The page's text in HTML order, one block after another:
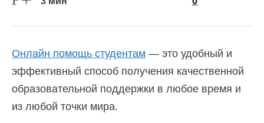
Онлайн помощь студентам — это удобный и
эффективный способ получения качественной
образовательной поддержки в любое время и
из любой точки мира.